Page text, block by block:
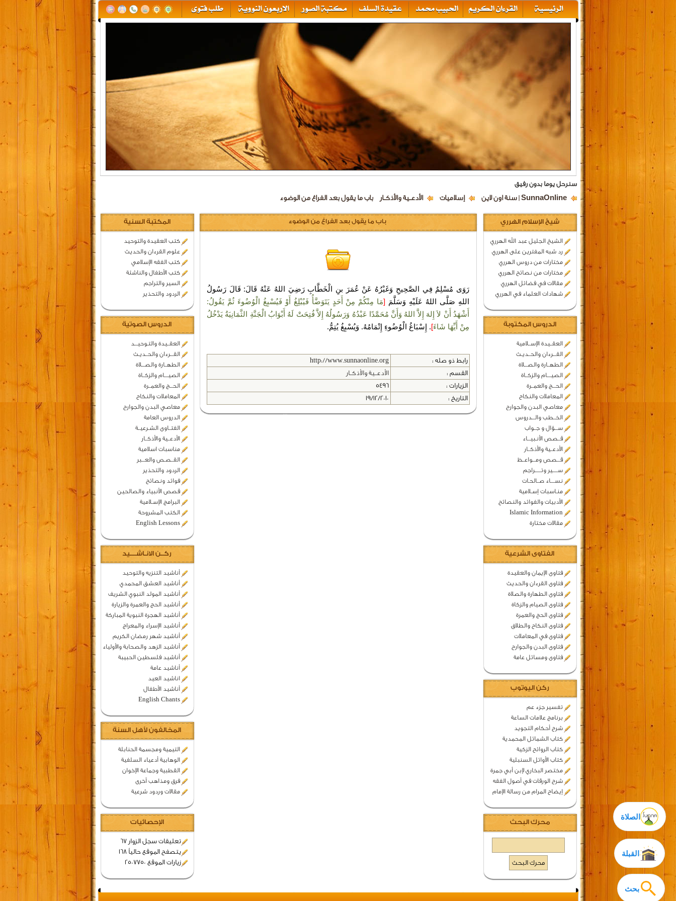
سنرحل يوما بدون رفيق
SunnaOnline | سنة اون لاين إسلاميات الأدعــية والأذكــار باب ما يقول بعد الفراغ من الوضوء
بحث
الصلاة
شيخ الإسلام الهرري
الشيخ الجليل عبد الله الهرري
رد شبه المفترين على الهرري
مختارات من دروس الهرري
مختارات من نصائح الهرري
مقالات في فضائل الهرري
شهادات العلماء في الهرري
الدروس المكتوبة
العقــيدة الإســلامية
القـــرءان والحــديـث
الطهــارة والصـــلاة
الصيــــام والزكــاة
الحـــج والعمــرة
المعاملات والنكاح
معاصي البدن والجوارح
الخــطب والـــدروس
ســـؤال و جــواب
قــصص الأنـبيـــاء
الأدعــية والأذكــار
قـــصص ومـــواعــظ
ســـــير وتــــــراجم
نســــاء صــالحـات
منـاسبات إسـلامية
الأدبيات والفوائد والنصائح
Islamic Information
مقالات مختارة
الفتاوى الشرعية
فتاوى الإيمان والعقيدة
فتاوى القرءان والحديث
فتاوى الطهارة والصلاة
فتاوى الصيام والزكاة
فتاوى الحج والعمرة
فتاوى النكاح والطلاق
فتاوى في المعاملات
فتاوى البدن والجوارح
فتاوى ومسائل عامة
ركن اليوتوب
تفسير جزء عم
برنامج علامات الساعة
شرح أحكام التجويد
كتاب الشمائل المحمدية
كتاب الروائح الزكية
كتاب الأوائل السنبلية
مختصر البخاري لإبن أبي جمرة
شرح الورقات في أصول الفقه
إيضاح المرام من رسالة الإمام
محرك البحث
القبلة
المكتبة السنية
كتب العقيدة والتوحيد
علوم القرءان والحديث
كتب الفقه الإسلامي
كتب الأطفال والناشئة
السير والتراجم
الردود والتحذير
الدروس الصوتية
العقــيدة والتـوحيـــد
القـــرءان والحــديـث
الطهــارة والصـــلاة
الصيــــام والزكــاة
الحـــج والعمــرة
المعاملات والنكاح
معاصي البدن والجوارح
الدروس العامة
الفتــاوى الشـرعيــة
الأدعــية والأذكــار
مناسبات اسلامية
القــصـص والعـــبر
الردود والتحذير
فوائد ونصائح
قصص الأنبياء والصالحين
البرامج الإسـلامية
الكتب المشروحة
English Lessons
ركــن الانـاشــــيد
أناشيد التنزيه والتوحيد
أناشيد العشق المحمدي
أناشيد المولد النبوي الشريف
أناشيد الحج والعمرة والزيارة
أناشيد الهجرة النبوية المباركة
أناشيد الإسراء والمعراج
أناشيد شهر رمضان الكريم
أناشيد الزهد والصحابة والأولياء
أناشيد فلسطين الحبيبة
أناشيد عامة
اناشيد العيد
أناشيد الأطفال
English Chants
المخالفون لأهل السنة
التيمية ومجسمة الحنابلة
الوهابية أدعياء السلفية
القطبية وجماعة الإخوان
فرق ومذاهب أخرى
مقالات وردود شرعية
الإحصائيات
تعليقات سجل الزوار 67
يتصفح الموقع حالياً 168
زيارات الموقع 2507750
باب ما يقول بعد الفراغ من الوضوء
رَوَى مُسْلِمٌ فِي الصَّحِيحِ وَغَيْرُهُ عَنْ عُمَرَ بنِ الْخَطَّابِ رَضِيَ اللهُ عَنْهُ قَالَ: قَالَ رَسُولُ
اللهِ صَلَّى اللهُ عَلَيْهِ وَسَلَّمَ [مَا مِنْكُمْ مِنْ أَحَدٍ يَتَوَضَّأُ فَيُبْلِغُ أَوْ فَيُسْبِغُ الْوُضُوءَ ثُمَّ يَقُولُ:
أَشْهَدُ أَنْ لاَ إِلهَ إِلاَّ اللهُ وَأَنَّ مُحَمَّدًا عَبْدُهُ وَرَسُولُهُ إِلاَّ فُتِحَتْ لَهُ أَبْوَابُ الْجَنَّةِ الثَّمَانِيَةُ يَدْخُلُ
مِنْ أَيِّهَا شَاءَ]. إِسْبَاغُ الْوُضُوءِ إِتْمَامُهُ. وَيُسْبِغُ يُتِمُّ.
رابط ذو صله :
http://www.sunnaonline.org
القسم :
الأدعــية والأذكــار
الزيارات :
5496
التاريخ :
19/12/2010